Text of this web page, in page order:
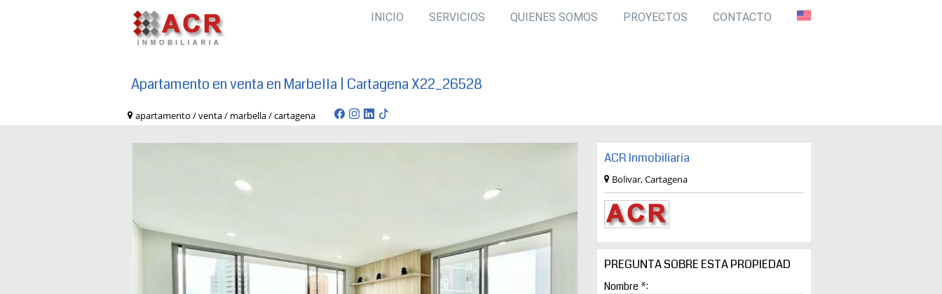
INICIO SERVICIOS QUIENES SOMOS PROYECTOS CONTACTO
Apartamento en venta en Marbella | Cartagena X22_26528
apartamento / venta / marbella / cartagena
ACR Inmobiliaria
Bolivar, Cartagena
PREGUNTA SOBRE ESTA PROPIEDAD
Nombre *: